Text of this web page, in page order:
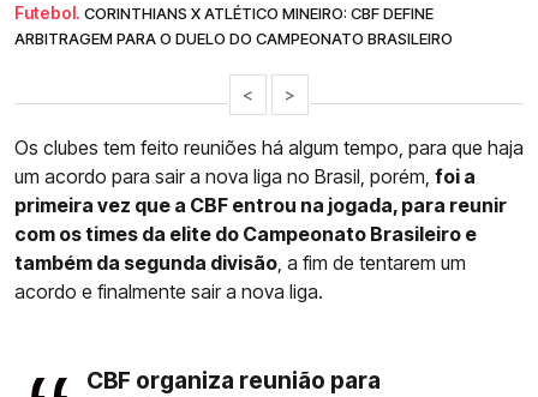
Futebol. CORINTHIANS X ATLÉTICO MINEIRO: CBF DEFINE
ARBITRAGEM PARA O DUELO DO CAMPEONATO BRASILEIRO
< >
Os clubes tem feito reuniões há algum tempo, para que haja
um acordo para sair a nova liga no Brasil, porém, foi a
primeira vez que a CBF entrou na jogada, para reunir
com os times da elite do Campeonato Brasileiro e
também da segunda divisão , a fim de tentarem um
acordo e finalmente sair a nova liga.
CBF organiza reunião para